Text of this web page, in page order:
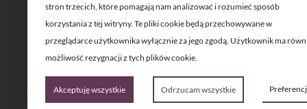
WYPOŻYCZANIE FAJEK WODNYCH
stron trzecich, które pomagają nam analizować i rozumieć sposób
korzystania z tej witryny. Te pliki cookie będą przechowywane w
przeglądarce użytkownika wyłącznie za jego zgodą. Użytkownik ma
możliwość rezygnacji z tych plików cookie.
Akceptuję wszystkie Odrzucam wszystkie